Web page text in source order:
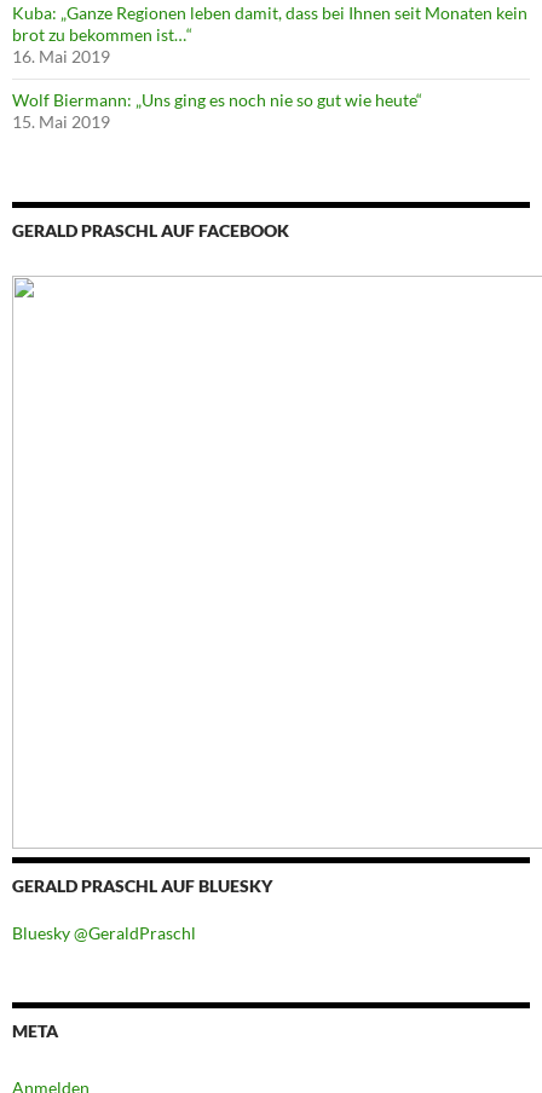
Kuba: „Ganze Regionen leben damit, dass bei Ihnen seit Monaten kein
brot zu bekommen ist…“
16. Mai 2019
Wolf Biermann: „Uns ging es noch nie so gut wie heute“
15. Mai 2019
GERALD PRASCHL AUF FACEBOOK
GERALD PRASCHL AUF BLUESKY
Bluesky @GeraldPraschl
META
Anmelden